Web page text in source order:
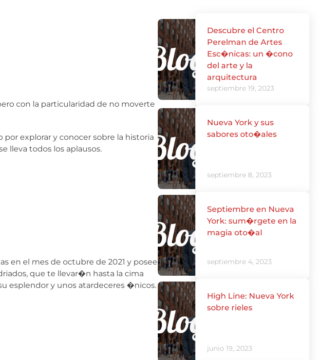
con la particularidad de no moverte
explorar y conocer sobre la historia
lleva todos los aplausos.
en el mes de octubre de 2021 y posee
que te llevar�n hasta la cima
esplendor y unos atardeceres �nicos.
Descubre el Centro
Perelman de Artes
Esc�nicas: un �cono
del arte y la
arquitectura
septiembre 19, 2023
Nueva York y sus
sabores oto�ales
septiembre 8, 2023
Septiembre en Nueva
York: sum�rgete en la
magia oto�al
septiembre 4, 2023
High Line: Nueva York
sobre rieles
junio 19, 2023